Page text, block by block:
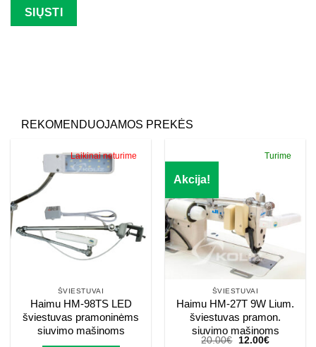
REKOMENDUOJAMOS PREKĖS
Laikinai neturime
ŠVIESTUVAI
Haimu HM-98TS LED
šviestuvas pramoninėms
siuvimo mašinoms
Akcija!
Turime
ŠVIESTUVAI
Haimu HM-27T 9W Lium.
šviestuvas pramon.
siuvimo mašinoms
20.00€
Original
12.00€Current